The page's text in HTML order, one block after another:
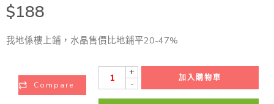
$188
我地係樓上鋪，水晶售價比地鋪平20-47%
+
-
加入購物車
Compare